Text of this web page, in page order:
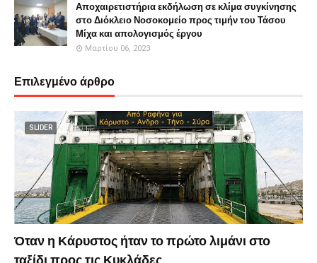
Αποχαιρετιστήρια εκδήλωση σε κλίμα συγκίνησης
στο Διόκλειο Νοσοκομείο προς τιμήν του Τάσου
Μίχα και απολογισμός έργου
Μαρτίου 06, 2023
Επιλεγμένο άρθρο
SLIDER
Όταν η Κάρυστος ήταν το πρώτο λιμάνι στο